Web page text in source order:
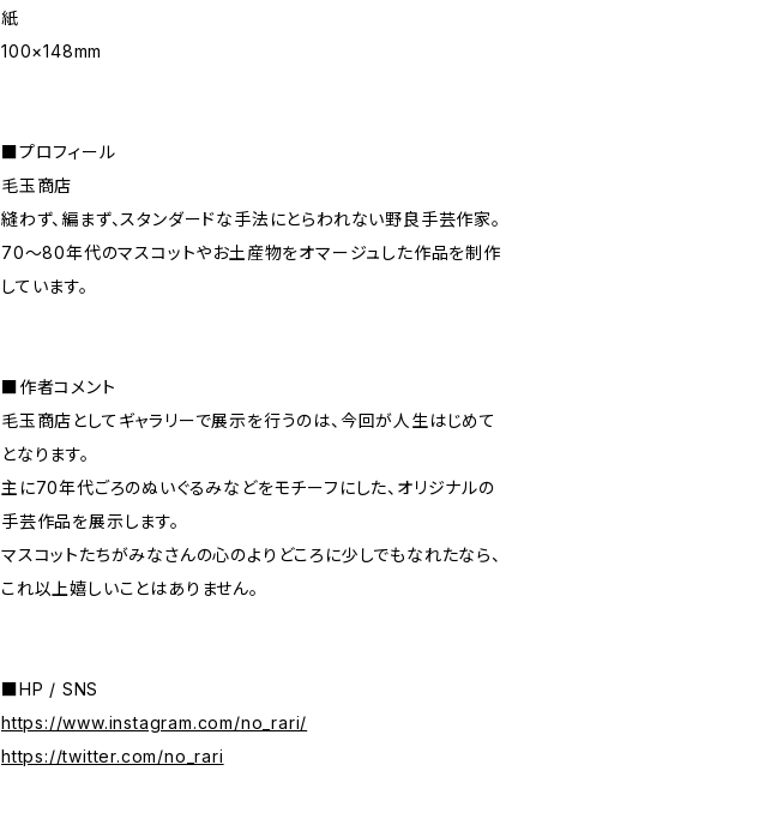
紙
100×148mm
■プロフィール
毛玉商店
縫わず、編まず、スタンダードな手法にとらわれない野良手芸作家。
70〜80年代のマスコットやお土産物をオマージュした作品を制作
しています。
■作者コメント
毛玉商店としてギャラリーで展示を行うのは、今回が人生はじめて
となります。
主に70年代ごろのぬいぐるみなどをモチーフにした、オリジナルの
手芸作品を展示します。
マスコットたちがみなさんの心のよりどころに少しでもなれたなら、
これ以上嬉しいことはありません。
■HP / SNS
https://www.instagram.com/no_rari/
https://twitter.com/no_rari